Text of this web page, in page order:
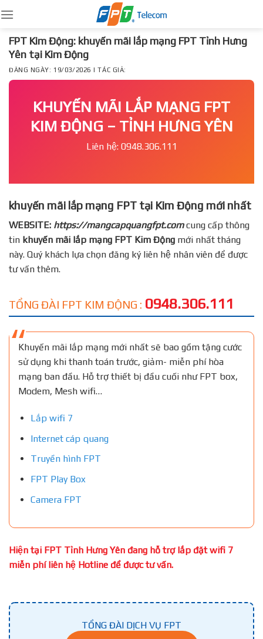
to
content
FPT Kim Động: khuyến mãi lắp mạng FPT Tỉnh Hưng
Yên tại Kim Động
ĐĂNG NGÀY: 19/03/2026 | TÁC GIẢ:
KHUYẾN MÃI LẮP MẠNG FPT
KIM ĐỘNG – TỈNH HƯNG YÊN
Liên hệ: 0948.306.111
khuyến mãi lắp mạng FPT tại Kim Động mới nhất
WEBSITE: https://mangcapquangfpt.comcung cấp thông
tin khuyến mãi lắp mạng FPT Kim Động mới nhất tháng
này. Quý khách lựa chọn đăng ký liên hệ nhân viên để được
tư vấn thêm.
TỔNG ĐÀI FPT KIM ĐỘNG : 0948.306.111
Khuyến mãi lắp mạng mới nhất sẽ bao gồm tặng cước
sử dụng khi thanh toán trước, giảm- miễn phí hòa
mạng ban đầu. Hỗ trợ thiết bị đầu cuối như FPT box,
Modem, Mesh wifi…
Lắp wifi 7
Internet cáp quang
Truyền hình FPT
FPT Play Box
Camera FPT
Hiện tại FPT Tỉnh Hưng Yên đang hỗ trợ lắp đặt wifi 7
miễn phí liên hệ Hotline để được tư vấn.
TỔNG ĐÀI DỊCH VỤ FPT